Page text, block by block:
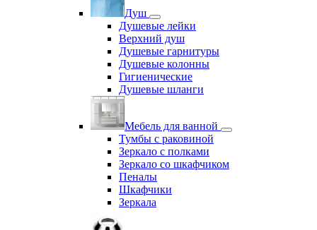
Душ
Душевые лейки
Верхний душ
Душевые гарнитуры
Душевые колонны
Гигиенические
Душевые шланги
Мебель для ванной
Тумбы с раковиной
Зеркало с полками
Зеркало со шкафчиком
Пеналы
Шкафчики
Зеркала